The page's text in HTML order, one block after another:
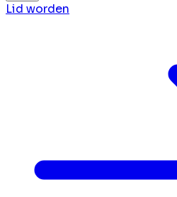
Lid worden